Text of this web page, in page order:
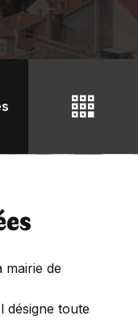
mairie de
désigne toute